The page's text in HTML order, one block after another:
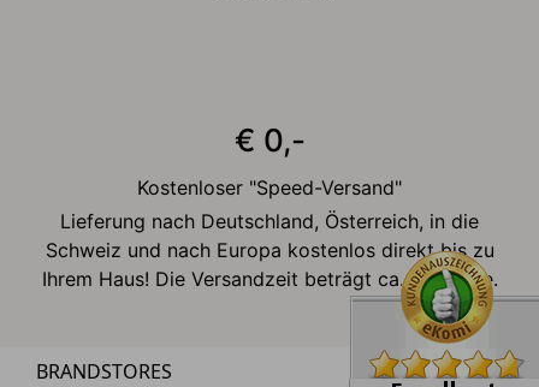
€ 0,-
Kostenloser "Speed-Versand"
Lieferung nach Deutschland, Österreich, in die
Schweiz und nach Europa kostenlos direkt bis zu
Ihrem Haus! Die Versandzeit beträgt ca. 2-3 Tage.
BRANDSTORES